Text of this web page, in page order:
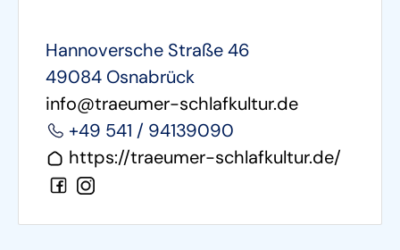
Hannoversche Straße 46
49084 Osnabrück
info@traeumer-schlafkultur.de
+49 541 / 94139090
https://traeumer-schlafkultur.de/